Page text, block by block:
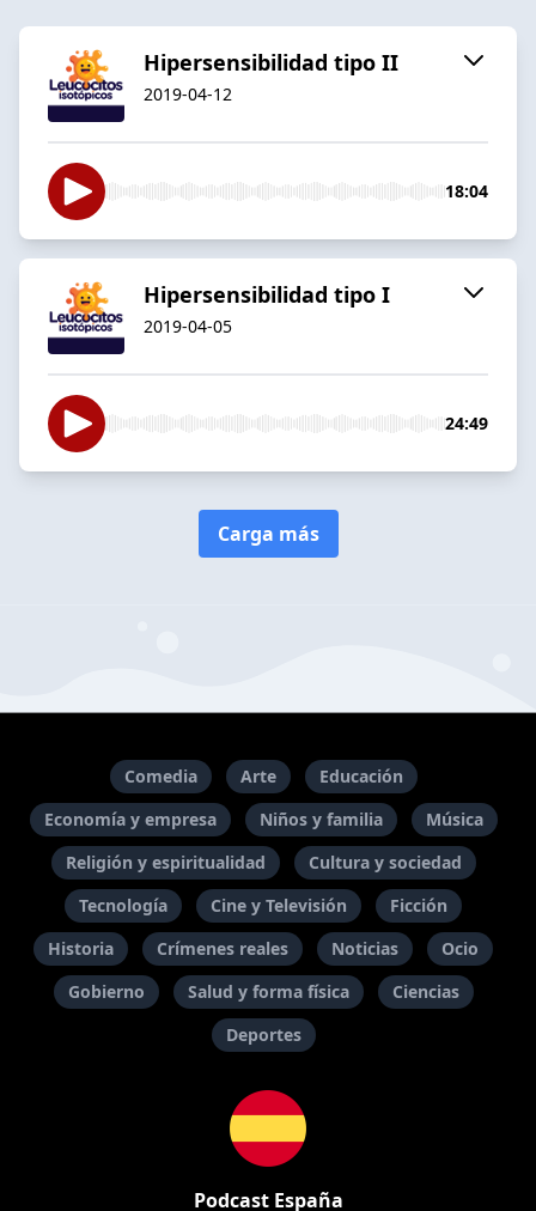
Hipersensibilidad tipo II
2019-04-12
18:04
Hipersensibilidad tipo I
2019-04-05
24:49
Carga más
Comedia Arte
Educación
Economía y empresa
Niños y familia
Música
Religión y espiritualidad
Cultura y sociedad
Tecnología
Cine y Televisión
Ficción
Historia
Crímenes reales Noticias
Ocio
Gobierno
Salud y forma física
Ciencias
Deportes
Podcast España